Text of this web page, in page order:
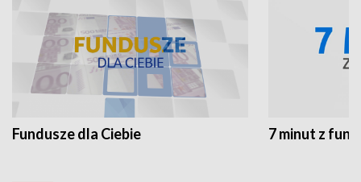
Fundusze dla Ciebie 7 minut z